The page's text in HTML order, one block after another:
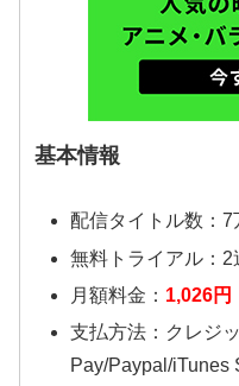
基本情報
配信タイトル数：7
無料トライアル：2
月額料金： 1,026円
支払方法：クレジ
Pay/Paypal/iTunes